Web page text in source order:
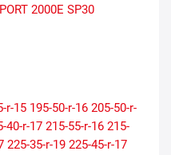
2000E SP30
r-15 195-50-r-16 205-50-r-
40-r-17 215-55-r-16 215-
225-35-r-19 225-45-r-17